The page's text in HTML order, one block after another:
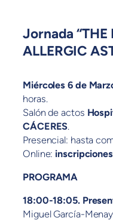
Jornada “THE
ALLERGIC
Miércoles 6 de
horas.
Salón de actos
CÁCERES.
Presencial: hasta
Online: inscripciones
PROGRAMA
18:00-18:05.
Miguel García-